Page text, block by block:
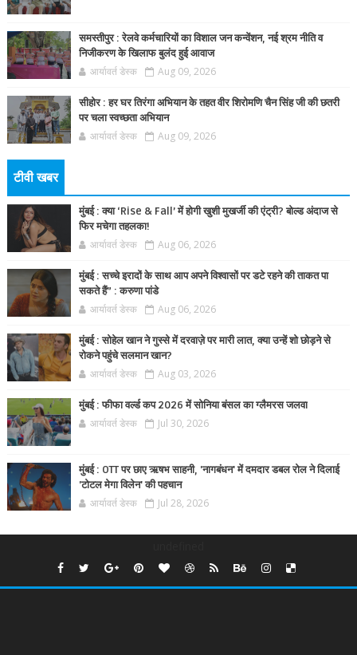
समस्तीपुर : रेलवे कर्मचारियों का विशाल जन कन्वेंशन, नई श्रम नीति व
निजीकरण के खिलाफ बुलंद हुई आवाज
आर्यावर्त डेस्क Aug 09, 2026
सीहोर : हर घर तिरंगा अभियान के तहत वीर शिरोमणि चैन सिंह जी की छतरी
पर चला स्वच्छता अभियान
आर्यावर्त डेस्क Aug 09, 2026
टीवी खबर
मुंबई : क्या ‘Rise & Fall’ में होगी खुशी मुखर्जी की एंट्री? बोल्ड अंदाज से
फिर मचेगा तहलका!
आर्यावर्त डेस्क Aug 06, 2026
मुंबई : सच्चे इरादों के साथ आप अपने विश्वासों पर डटे रहने की ताकत पा
सकते हैं” : करुणा पांडे
आर्यावर्त डेस्क Aug 06, 2026
मुंबई : सोहेल खान ने गुस्से में दरवाज़े पर मारी लात, क्या उन्हें शो छोड़ने से
रोकने पहुंचे सलमान खान?
आर्यावर्त डेस्क Aug 03, 2026
मुंबई : फीफा वर्ल्ड कप 2026 में सोनिया बंसल का ग्लैमरस जलवा
आर्यावर्त डेस्क Jul 30, 2026
मुंबई : OTT पर छाए ऋषभ साहनी, 'नागबंधन' में दमदार डबल रोल ने दिलाई
'टोटल मेगा विलेन' की पहचान
आर्यावर्त डेस्क Jul 28, 2026